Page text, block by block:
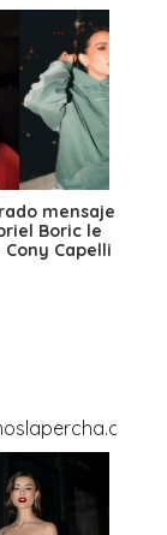
mensaje
Boric le
Capelli